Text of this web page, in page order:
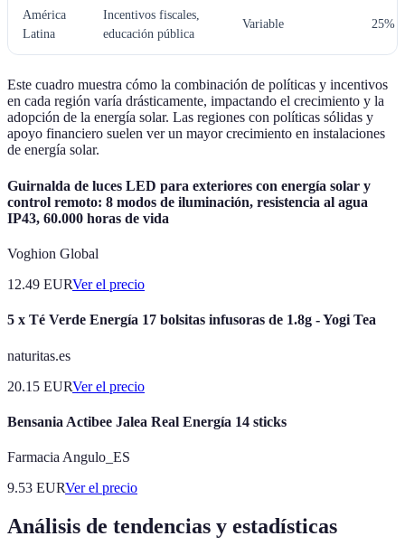
América
Latina
Incentivos fiscales,
educación pública
Variable 25%
Este cuadro muestra cómo la combinación de políticas y incentivos
en cada región varía drásticamente, impactando el crecimiento y la
adopción de la energía solar. Las regiones con políticas sólidas y
apoyo financiero suelen ver un mayor crecimiento en instalaciones
de energía solar.
Guirnalda de luces LED para exteriores con energía solar y
control remoto: 8 modos de iluminación, resistencia al agua
IP43, 60.000 horas de vida
Voghion Global
12.49 EURVer el precio
5 x Té Verde Energía 17 bolsitas infusoras de 1.8g - Yogi Tea
naturitas.es
20.15 EURVer el precio
Bensania Actibee Jalea Real Energía 14 sticks
Farmacia Angulo_ES
9.53 EURVer el precio
Análisis de tendencias y estadísticas